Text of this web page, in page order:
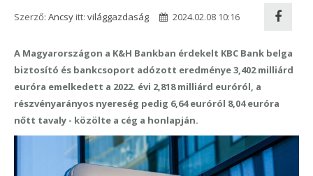
Szerző: Ancsy itt: világgazdaság 2024.02.08 10:16
A Magyarországon a K&H Bankban érdekelt KBC Bank belga
biztosító és bankcsoport adózott eredménye 3,402 milliárd
euróra emelkedett a 2022. évi 2,818 milliárd euróról, a
részvényarányos nyereség pedig 6,64 euróról 8,04 euróra
nőtt tavaly - közölte a cég a honlapján.